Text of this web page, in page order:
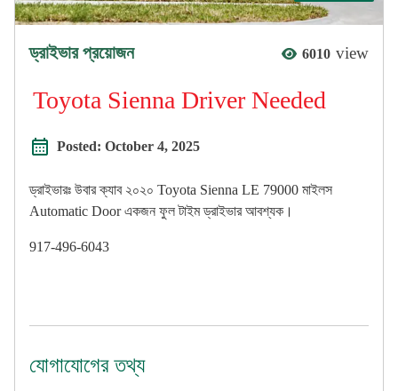
ড্রাইভার প্রয়োজন 6010 view
Toyota Sienna Driver Needed
Posted: October 4, 2025
ড্রাইভারঃ উবার ক্যাব ২০২০ Toyota Sienna LE 79000 মাইলস
Automatic Door একজন ফুল টাইম ড্রাইভার আবশ্যক।
917-496-6043
যোগাযোগের তথ্য